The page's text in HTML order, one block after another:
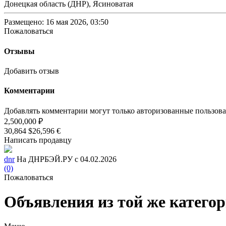
Донецкая область (ДНР), Ясиноватая
Размещено: 16 мая 2026, 03:50
Пожаловаться
Отзывы
Добавить отзыв
Комментарии
Добавлять комментарии могут только авторизованные
2,500,000 ₽
30,864 $26,596 €
Написать продавцу
dnr На ДНРБЭЙ.РУ с 04.02.2026
(0)
Пожаловаться
Объявления из той же